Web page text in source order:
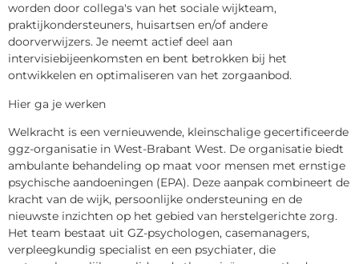
worden door collega's van het sociale wijkteam,
praktijkondersteuners, huisartsen en/of andere
doorverwijzers. Je neemt actief deel aan
intervisiebijeenkomsten en bent betrokken bij het
ontwikkelen en optimaliseren van het zorgaanbod.
Hier ga je werken
Welkracht is een vernieuwende, kleinschalige gecertificeerde
ggz-organisatie in West-Brabant West. De organisatie biedt
ambulante behandeling op maat voor mensen met ernstige
psychische aandoeningen (EPA). Deze aanpak combineert de
kracht van de wijk, persoonlijke ondersteuning en de
nieuwste inzichten op het gebied van herstelgerichte zorg.
Het team bestaat uit GZ-psychologen, casemanagers,
verpleegkundig specialist en een psychiater, die